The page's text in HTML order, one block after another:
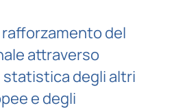
del
attraverso
statistica degli altri
e degli